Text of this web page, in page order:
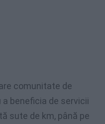
comunitate de
beneficia de servicii
sute de km, până pe